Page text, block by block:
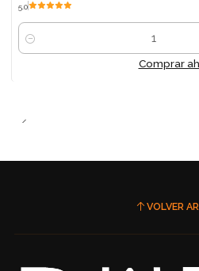
5.0
Cantidad
Comprar
VOLVER